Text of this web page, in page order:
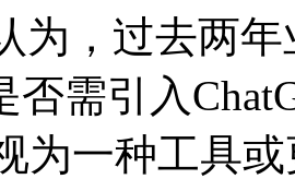
为，过去
否需引入
为一种工具或